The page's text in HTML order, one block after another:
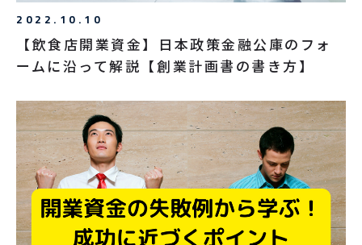
2022.10.10
【飲食店開業資金】日本政策金融公庫のフォ
ームに沿って解説【創業計画書の書き方】